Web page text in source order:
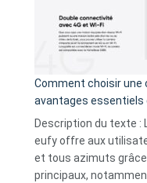
Comment choisir une
avantages essentiels
Description du texte :
eufy offre aux
et tous azimuts
principaux,